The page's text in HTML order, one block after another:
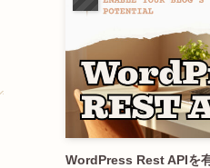
WordPress Rest APIを